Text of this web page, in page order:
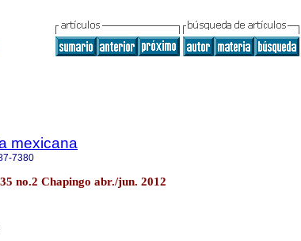
mexicana
7380
no.2 Chapingo abr./jun. 2012